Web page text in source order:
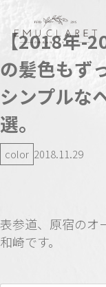
【2018年-
の髪色もず
シンプルな
選。
color 2018.11.29
表参道、原宿のオ
和崎です。